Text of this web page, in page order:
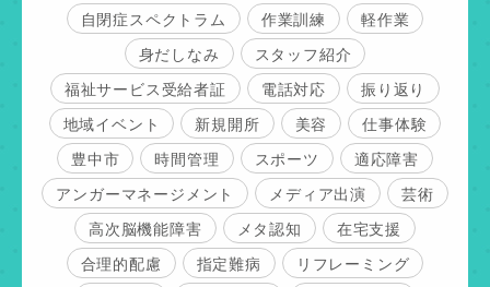
自閉症スペクトラム
作業訓練
軽作業
身だしなみ
スタッフ紹介
福祉サービス受給者証
電話対応
振り返り
地域イベント
新規開所 美容
仕事体験
豊中市
時間管理 スポーツ
適応障害
アンガーマネージメント
メディア出演
芸術
高次脳機能障害
メタ認知
在宅支援
合理的配慮
指定難病
リフレーミング